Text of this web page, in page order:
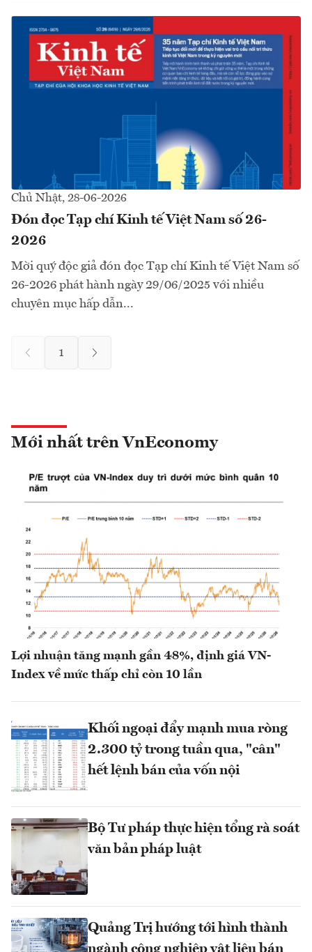
Chủ Nhật, 28-06-2026
Đón đọc Tạp chí Kinh tế Việt Nam số 26-
2026
Mời quý độc giả đón đọc Tạp chí Kinh tế Việt Nam số
26-2026 phát hành ngày 29/06/2025 với nhiều
chuyên mục hấp dẫn...
1
Mới nhất trên VnEconomy
Lợi nhuận tăng mạnh gần 48%, định giá VN-
Index về mức thấp chỉ còn 10 lần
Khối ngoại đẩy mạnh mua ròng
2.300 tỷ trong tuần qua, "cân"
hết lệnh bán của vốn nội
Bộ Tư pháp thực hiện tổng rà soát
văn bản pháp luật
Quảng Trị hướng tới hình thành
ngành công nghiệp vật liệu bán